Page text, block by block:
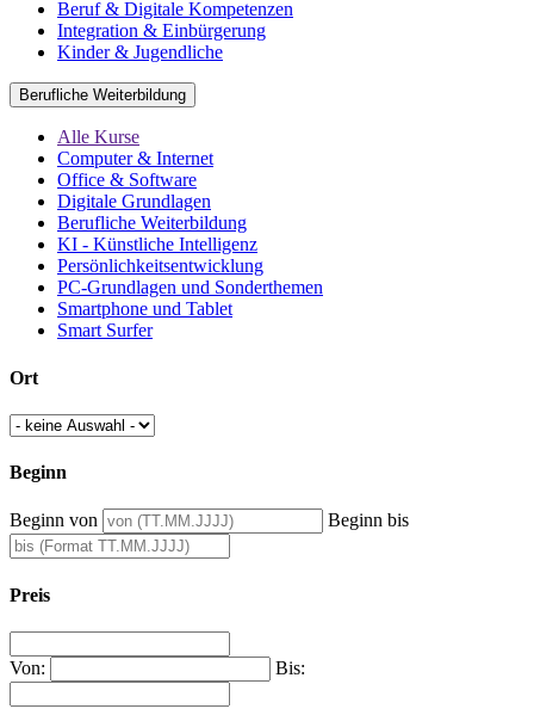
Beruf & Digitale Kompetenzen
Integration & Einbürgerung
Kinder & Jugendliche
Berufliche Weiterbildung
Alle Kurse
Computer & Internet
Office & Software
Digitale Grundlagen
Berufliche Weiterbildung
KI - Künstliche Intelligenz
Persönlichkeitsentwicklung
PC-Grundlagen und Sonderthemen
Smartphone und Tablet
Smart Surfer
Ort
Beginn
Beginn von Beginn bis
Preis
Von: Bis: